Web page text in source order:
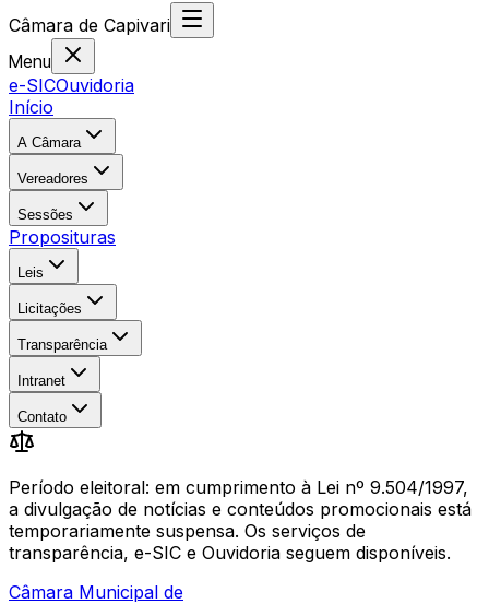
Câmara de Capivari
Menu
e-SICOuvidoria
Início
A Câmara
Vereadores
Sessões
Proposituras
Leis
Licitações
Transparência
Intranet
Contato
Período eleitoral: em cumprimento à Lei nº 9.504/1997,
a divulgação de notícias e conteúdos promocionais está
temporariamente suspensa. Os serviços de
transparência, e-SIC e Ouvidoria seguem disponíveis.
Câmara Municipal de